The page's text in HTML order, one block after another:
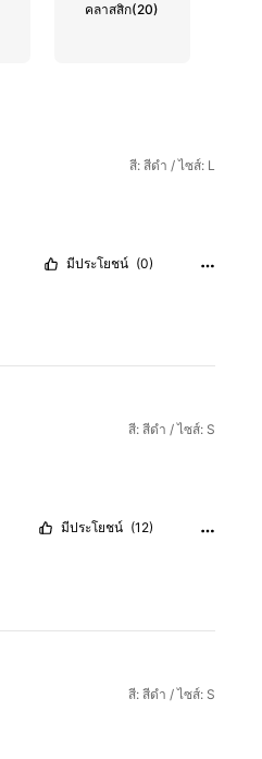
คลาสสิก(20)
สี: สีดำ / ไซส์: L
มีประโยชน์ (0)
สี: สีดำ / ไซส์: S
มีประโยชน์ (12)
สี: สีดำ / ไซส์: S